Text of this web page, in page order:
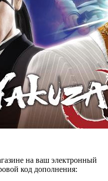
на ваш электронный
код дополнения: